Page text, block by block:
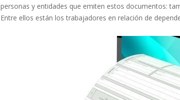
personas y entidades que emiten estos documentos:
Entre ellos están los trabajadores en relación de